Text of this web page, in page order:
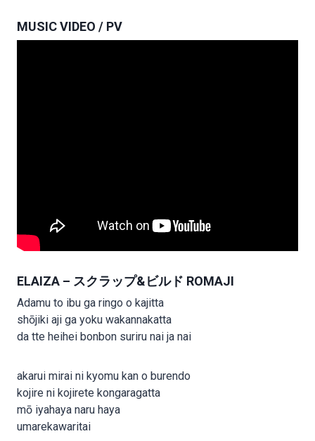
MUSIC VIDEO / PV
ELAIZA – スクラップ&ビルド ROMAJI
Adamu to ibu ga ringo o kajitta
shōjiki aji ga yoku wakannakatta
da tte heihei bonbon suriru nai ja nai
akarui mirai ni kyomu kan o burendo
kojire ni kojirete kongaragatta
mō iyahaya naru haya
umarekawaritai